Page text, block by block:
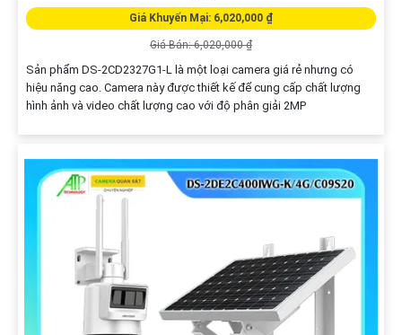
Giá Khuyến Mại: 6,020,000 ₫
Giá Bán: 6,020,000 ₫
Sản phẩm DS-2CD2327G1-L là một loại camera giá rẻ nhưng có
hiệu năng cao. Camera này được thiết kế để cung cấp chất lượng
hình ảnh và video chất lượng cao với độ phân giải 2MP